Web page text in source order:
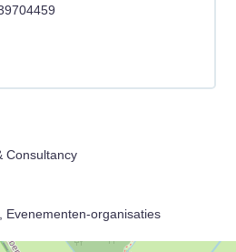
Consultancy
Evenementen-organisaties